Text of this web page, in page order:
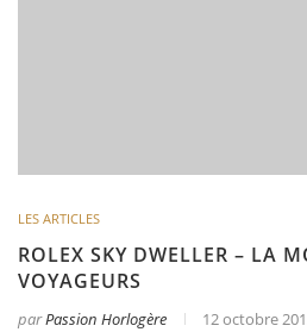
LES ARTICLES
ROLEX SKY DWELLER – LA
VOYAGEURS
parPassion Horlogère 12 octobre